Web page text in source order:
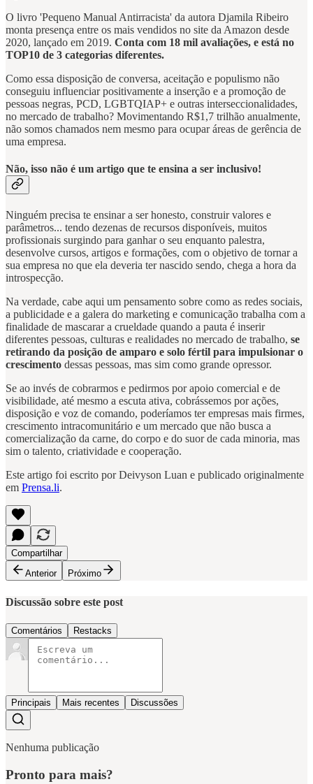
O livro 'Pequeno Manual Antirracista' da autora Djamila Ribeiro
monta presença entre os mais vendidos no site da Amazon desde
2020, lançado em 2019. Conta com 18 mil avaliações, e está no
TOP10 de 3 categorias diferentes.
Como essa disposição de conversa, aceitação e populismo não
conseguiu influenciar positivamente a inserção e a promoção de
pessoas negras, PCD, LGBTQIAP+ e outras interseccionalidades,
no mercado de trabalho? Movimentando R$1,7 trilhão anualmente,
não somos chamados nem mesmo para ocupar áreas de gerência de
uma empresa.
Não, isso não é um artigo que te ensina a ser inclusivo!
Ninguém precisa te ensinar a ser honesto, construir valores e
parâmetros... tendo dezenas de recursos disponíveis, muitos
profissionais surgindo para ganhar o seu enquanto palestra,
desenvolve cursos, artigos e formações, com o objetivo de tornar a
sua empresa no que ela deveria ter nascido sendo, chega a hora da
introspecção.
Na verdade, cabe aqui um pensamento sobre como as redes sociais,
a publicidade e a galera do marketing e comunicação trabalha com a
finalidade de mascarar a crueldade quando a pauta é inserir
diferentes pessoas, culturas e realidades no mercado de trabalho, se
retirando da posição de amparo e solo fértil para impulsionar o
crescimento dessas pessoas, mas sim como grande opressor.
Se ao invés de cobrarmos e pedirmos por apoio comercial e de
visibilidade, até mesmo a escuta ativa, cobrássemos por ações,
disposição e voz de comando, poderíamos ter empresas mais firmes,
crescimento intracomunitário e um mercado que não busca a
comercialização da carne, do corpo e do suor de cada minoria, mas
sim o talento, criatividade e cooperação.
Este artigo foi escrito por Deivyson Luan e publicado originalmente
em Prensa.li.
Compartilhar
Anterior
Próximo
Discussão sobre este post
Comentários Restacks
Principais Mais recentes Discussões
Nenhuma publicação
Pronto para mais?